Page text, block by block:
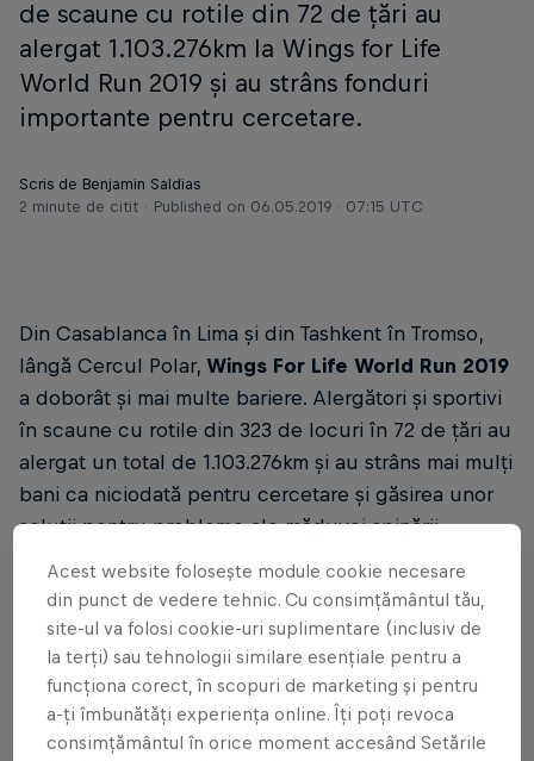
de scaune cu rotile din 72 de țări au
alergat 1.103.276km la Wings for Life
World Run 2019 și au strâns fonduri
importante pentru cercetare.
Scris de Benjamin Saldias
2 minute de citit
Published on 06.05.2019 · 07:15 UTC
Din Casablanca în Lima și din Tashkent în Tromso,
lângă Cercul Polar, Wings For Life World Run 2019
a doborât și mai multe bariere. Alergători și sportivi
în scaune cu rotile din 323 de locuri în 72 de țări au
alergat un total de 1.103.276km și au strâns mai mulți
bani ca niciodată pentru cercetare și găsirea unor
soluții pentru probleme ale măduvei spinării
Acest website folosește module cookie necesare
din punct de vedere tehnic. Cu consimțământul tău,
site-ul va folosi cookie-uri suplimentare (inclusiv de
la terți) sau tehnologii similare esențiale pentru a
funcționa corect, în scopuri de marketing și pentru
a-ți îmbunătăți experiența online. Îți poți revoca
consimțământul în orice moment accesând Setările